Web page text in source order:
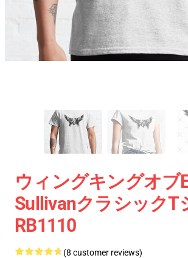
ウィングキングオブ
SullivanクラシックT
RB1110
(8 customer reviews)